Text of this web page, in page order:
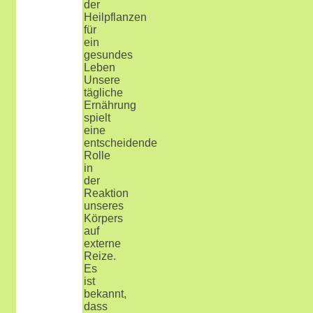
der
Heilpflanzen
für
ein
gesundes
Leben
Unsere
tägliche
Ernährung
spielt
eine
entscheidende
Rolle
in
der
Reaktion
unseres
Körpers
auf
externe
Reize.
Es
ist
bekannt,
dass